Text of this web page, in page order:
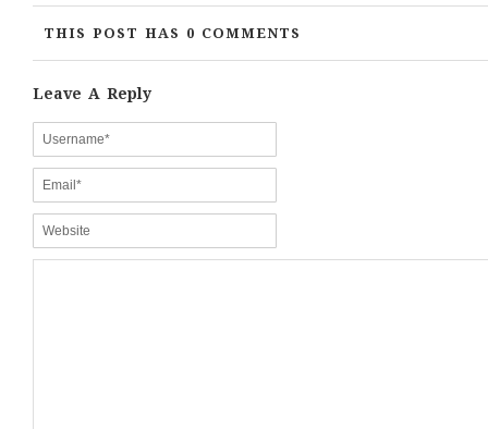
THIS POST HAS 0 COMMENTS
Leave A Reply